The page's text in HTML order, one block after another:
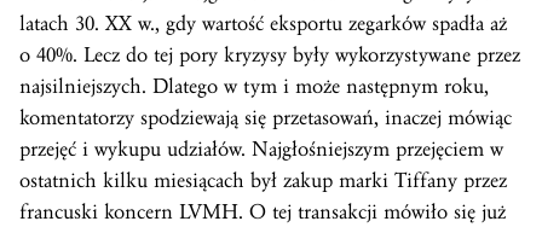
latach 30. XX w., gdy wartość eksportu zegarków spadła aż
o 40%. Lecz do tej pory kryzysy były wykorzystywane przez
najsilniejszych. Dlatego w tym i może następnym roku,
komentatorzy spodziewają się przetasowań, inaczej mówiąc
przejęć i wykupu udziałów. Najgłośniejszym przejęciem w
ostatnich kilku miesiącach był zakup marki Tiffany przez
francuski koncern LVMH. O tej transakcji mówiło się już